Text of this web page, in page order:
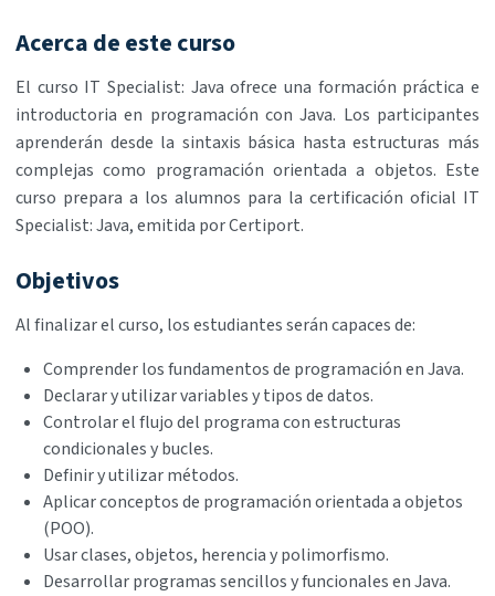
Acerca de este curso
El curso IT Specialist: Java ofrece una formación práctica e
introductoria en programación con Java. Los participantes
aprenderán desde la sintaxis básica hasta estructuras más
complejas como programación orientada a objetos. Este
curso prepara a los alumnos para la certificación oficial IT
Specialist: Java, emitida por Certiport.
Objetivos
Al finalizar el curso, los estudiantes serán capaces de:
Comprender los fundamentos de programación en Java.
Declarar y utilizar variables y tipos de datos.
Controlar el flujo del programa con estructuras
condicionales y bucles.
Definir y utilizar métodos.
Aplicar conceptos de programación orientada a objetos
(POO).
Usar clases, objetos, herencia y polimorfismo.
Desarrollar programas sencillos y funcionales en Java.